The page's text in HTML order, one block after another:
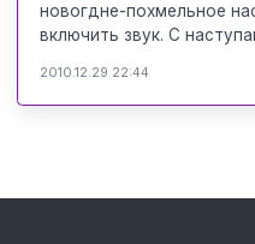
новогдне-похмельное
включить звук. С
2010.12.29 22:44